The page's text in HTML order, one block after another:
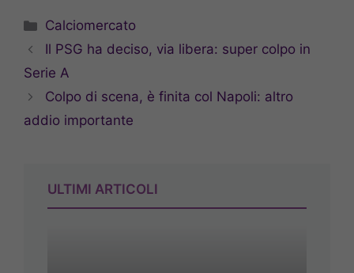
Categorie
Calciomercato
Il PSG ha deciso, via libera: super colpo in
Serie A
Colpo di scena, è finita col Napoli: altro
addio importante
ULTIMI ARTICOLI